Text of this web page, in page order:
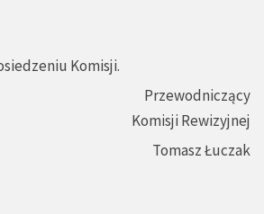
Komisji.
Przewodniczący
Komisji Rewizyjnej
Tomasz Łuczak